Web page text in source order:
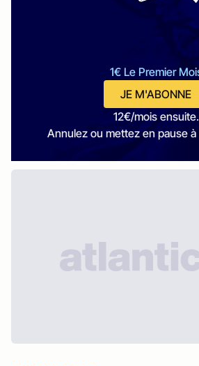
1€ Le Premier
JE M'ABONNE
12€/mois ensuite.
Annulez ou mettez en pause